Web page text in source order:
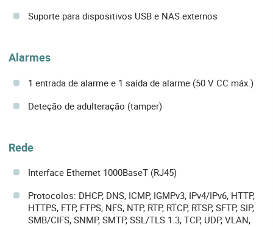
Suporte para dispositivos USB e NAS externos
Alarmes
1 entrada de alarme e 1 saída de alarme (50 V CC máx.)
Deteção de adulteração (tamper)
Rede
Interface Ethernet 1000BaseT (RJ45)
Protocolos: DHCP, DNS, ICMP, IGMPv3, IPv4/IPv6, HTTP,
HTTPS, FTP, FTPS, NFS, NTP, RTP, RTCP, RTSP, SFTP, SIP,
SMB/CIFS, SNMP, SMTP, SSL/TLS 1.3, TCP, UDP, VLAN,